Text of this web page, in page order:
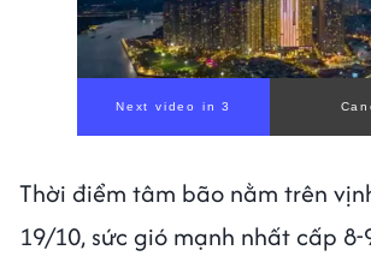
Next video in 1
Thời điểm tâm bão nằm trên
19/10, sức gió mạnh nhất cấp